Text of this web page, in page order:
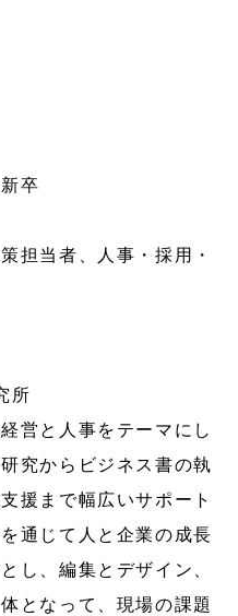
卒
担当者、人事・採用・
所
営と人事をテーマにし
究からビジネス書の執
援まで幅広いサポート
通じて人と企業の成長
し、編集とデザイン、
となって、現場の課題